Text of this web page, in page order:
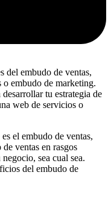
del embudo de ventas,
embudo de marketing.
tu estrategia de
web de servicios o
el embudo de ventas,
ventas en rasgos
sea cual sea.
del embudo de